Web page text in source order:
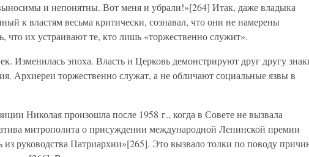
и непонятны. Вот меня и убрали!»[264] Итак, даже владыка
к властям весьма критически, сознавал, что они не намерены
что их устраивают те, кто лишь «торжественно служит».
Изменилась эпоха. Власть и Церковь демонстрируют друг другу
Архиереи торжественно служат, а не обличают социальные язвы в
Николая произошла после 1958 г., когда в Совете не вызвала
митрополита о присуждении международной Ленинской премии
из руководства Патриархии»[265]. Это вызвало толки по поводу